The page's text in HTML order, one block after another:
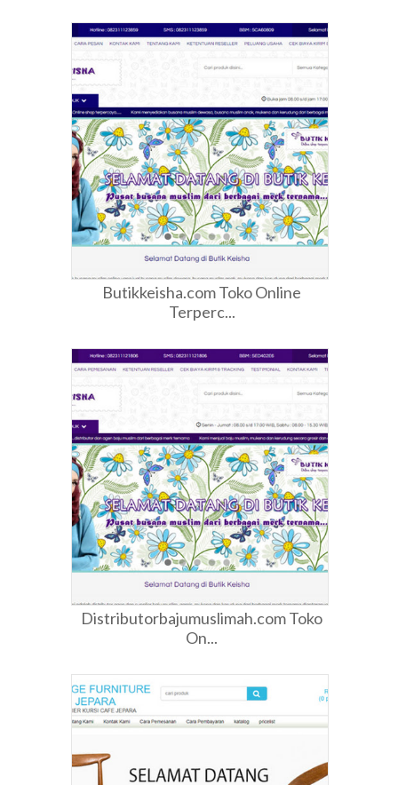
Butikkeisha.com Toko Online
Terperc...
Distributorbajumuslimah.com Toko
On...